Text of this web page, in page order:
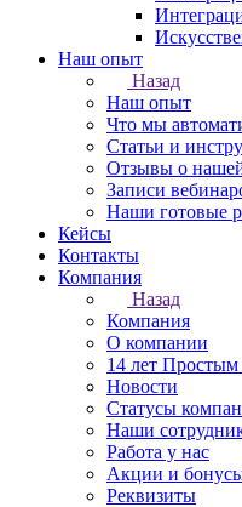
Наш опыт
Назад
Наш опыт
Что мы
Статьи и
Отзывы о
Записи
Наши готовые
Кейсы
Контакты
Компания
Назад
Компания
О компании
14 лет
Новости
Статусы
Наши
Работа у нас
Акции и
Реквизиты